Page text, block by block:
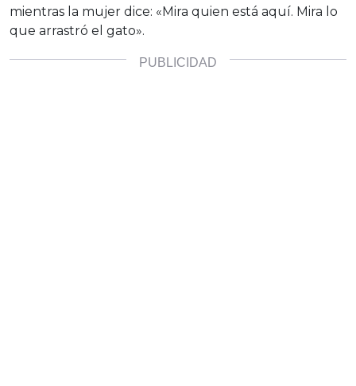
mientras la mujer dice: «Mira quien está aquí. Mira lo
que arrastró el gato».